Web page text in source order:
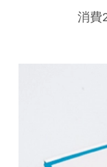
消費